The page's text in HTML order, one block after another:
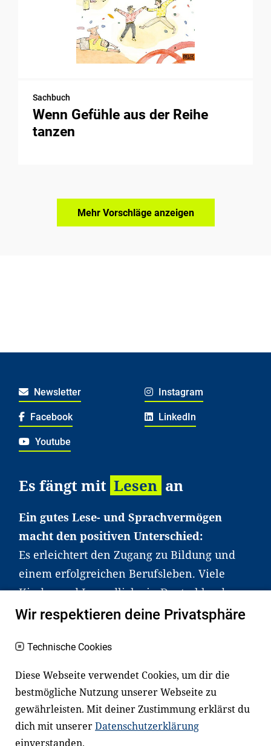
Sachbuch
Wenn Gefühle aus der Reihe
tanzen
Mehr Vorschläge anzeigen
Newsletter Instagram
Facebook LinkedIn
Youtube
Es fängt mit Lesen an
Ein gutes Lese- und Sprachvermögen
macht den positiven Unterschied:
Es erleichtert den Zugang zu Bildung und
einem erfolgreichen Berufsleben. Viele
Kinder und Jugendliche in Deutschland
haben aber große Schwierigkeiten dabei.
an Familien sowie an Erzieher*innen,
Lehrer*innen und andere
Fachexpert*innen. Dafür arbeiten wir eng
mit Ministerien, wissenschaftlichen
Einrichtungen, Verbänden, Unternehmen
und anderen Stiftungen zusammen.
Wir respektieren deine Privatsphäre
Technische Cookies
Diese Webseite verwendet Cookies, um dir die
bestmögliche Nutzung unserer Webseite zu
gewährleisten. Mit deiner Zustimmung erklärst du
dich mit unsererDatenschutzerklärung
einverstanden.